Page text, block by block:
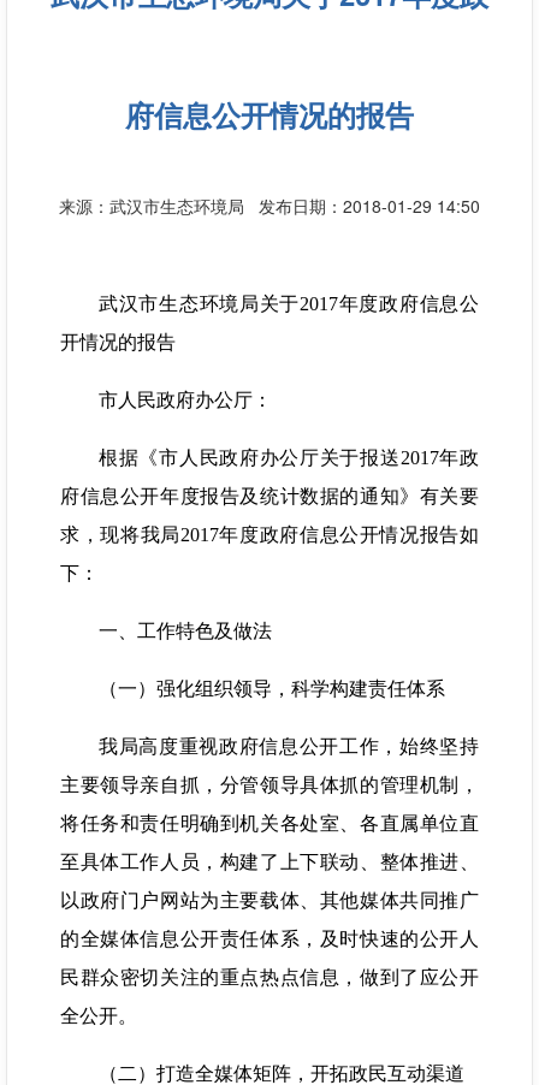
府信息公开情况的报告
来源：武汉市生态环境局 发布日期：2018-01-29 14:50
武汉市生态环境局关于2017年度政府信息公
开情况的报告
市人民政府办公厅：
根据《市人民政府办公厅关于报送2017年政
府信息公开年度报告及统计数据的通知》有关要
求，现将我局2017年度政府信息公开情况报告如
下：
一、工作特色及做法
（一）强化组织领导，科学构建责任体系
我局高度重视政府信息公开工作，始终坚持
主要领导亲自抓，分管领导具体抓的管理机制，
将任务和责任明确到机关各处室、各直属单位直
至具体工作人员，构建了上下联动、整体推进、
以政府门户网站为主要载体、其他媒体共同推广
的全媒体信息公开责任体系，及时快速的公开人
民群众密切关注的重点热点信息，做到了应公开
全公开。
（二）打造全媒体矩阵，开拓政民互动渠道